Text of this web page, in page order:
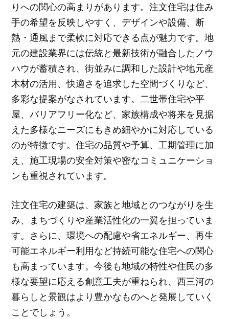
りへの関心の高まりがあります。注文住宅は住み
手の希望を反映しやすく、デザインや設備、断
熱・通風まで柔軟に対応できる点が魅力です。地
元の建設業界には伝統と最新技術が融合したノウ
ハウが蓄積され、街並みに調和した設計や地元産
木材の活用、快適さを追求した空間づくりなど、
多彩な提案がなされています。二世帯住宅や平
屋、バリアフリー化など、家族構成や将来を見据
えた多様なニーズにもきめ細やかに対応している
のが特徴です。住宅の品質や予算、工期管理に加
え、施工現場の安全対策や密なコミュニケーショ
ンも重視されています。
注文住宅の建築は、家族と地域とのつながりを生
み、まちづくりや産業活性化の一翼を担っていま
す。さらに、環境への配慮や省エネルギー、再生
可能エネルギー利用など持続可能な住宅への関心
も高まっています。今後も地域の特性や住民の多
様な要望に応える創意工夫が重ねられ、西三河の
暮らしと景観はより豊かなものへと発展していく
ことでしょう。